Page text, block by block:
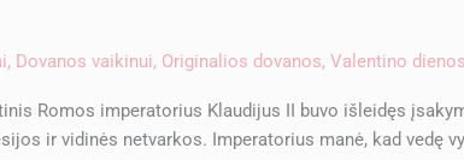
, Dovanos vaikinui, Originalios dovanos,Valentino
Romos imperatorius Klaudijus II buvo išleidęs
ir vidinės netvarkos. Imperatorius manė, kad vedę